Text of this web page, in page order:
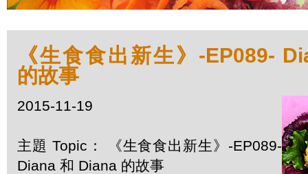
《生食食出新生》-EP089-
的故事
2015-11-19
主題 Topic： 《生食食出新生》-EP089-
Diana 和 Diana 的故事